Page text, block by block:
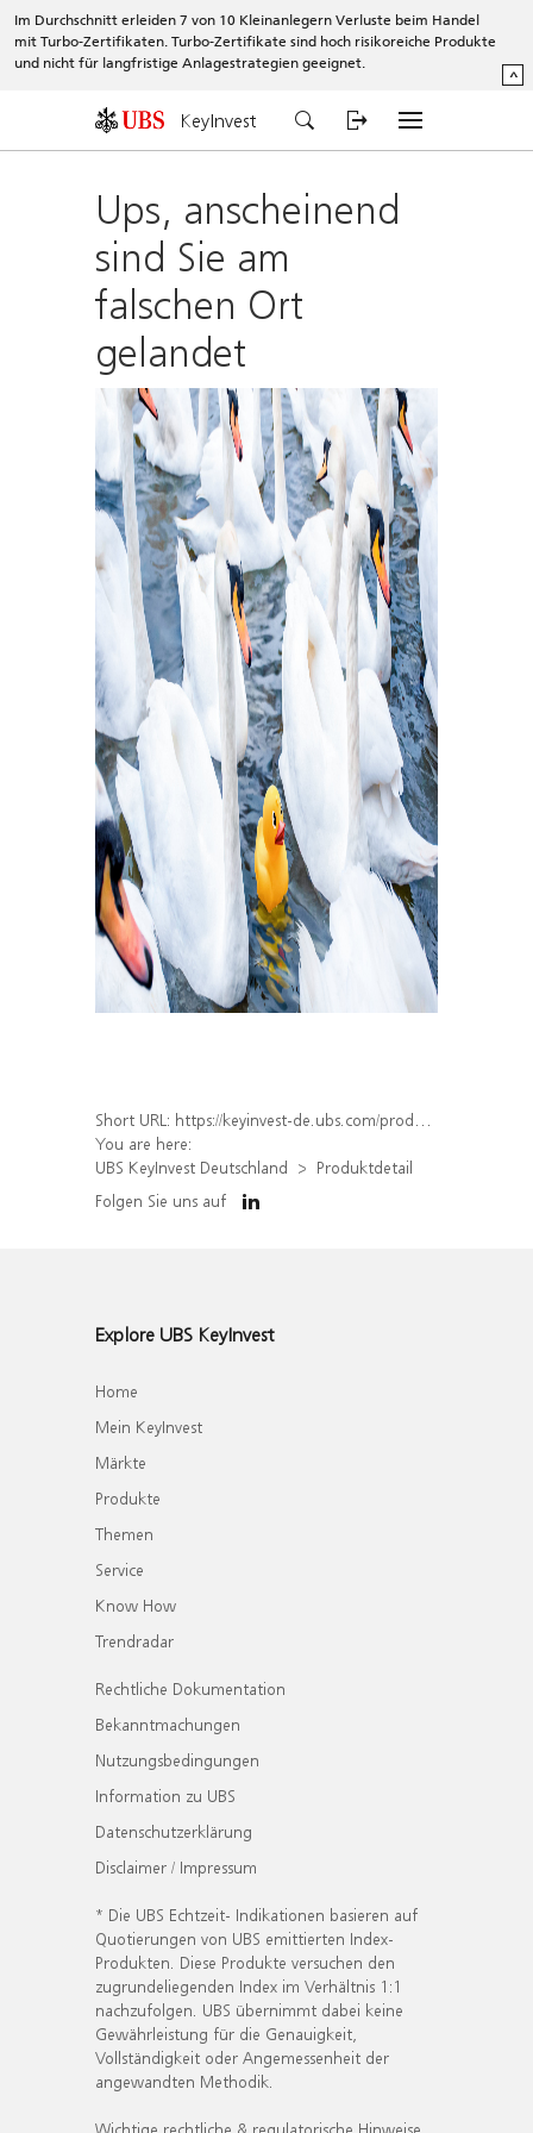
Im Durchschnitt erleiden 7 von 10 Kleinanlegern Verluste beim Handel
mit Turbo-Zertifikaten. Turbo-Zertifikate sind hoch risikoreiche Produkte
und nicht für langfristige Anlagestrategien geeignet.
^
KeyInvest
Ups, anscheinend
sind Sie am
falschen Ort
gelandet
Short URL: https://keyinvest-de.ubs.com/produkt/detail/index/isin/DE000WA683W0
You are here:
UBS KeyInvest Deutschland
Produktdetail
Folgen Sie uns auf
Explore UBS KeyInvest
Home
Mein KeyInvest
Märkte
Produkte
Themen
Service
Know How
Trendradar
Rechtliche Dokumentation
Bekanntmachungen
Nutzungsbedingungen
Information zu UBS
Datenschutzerklärung
Disclaimer / Impressum
* Die UBS Echtzeit- Indikationen basieren auf
Quotierungen von UBS emittierten Index-
Produkten. Diese Produkte versuchen den
zugrundeliegenden Index im Verhältnis 1:1
nachzufolgen. UBS übernimmt dabei keine
Gewährleistung für die Genauigkeit,
Vollständigkeit oder Angemessenheit der
angewandten Methodik.